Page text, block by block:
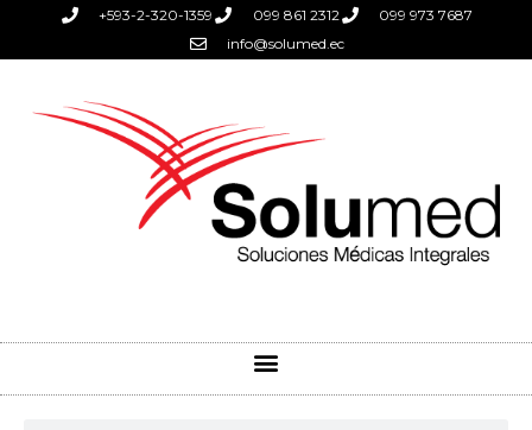
+593-2-320-1359 099 861 2312
099 973 7687
info@solumed.ec